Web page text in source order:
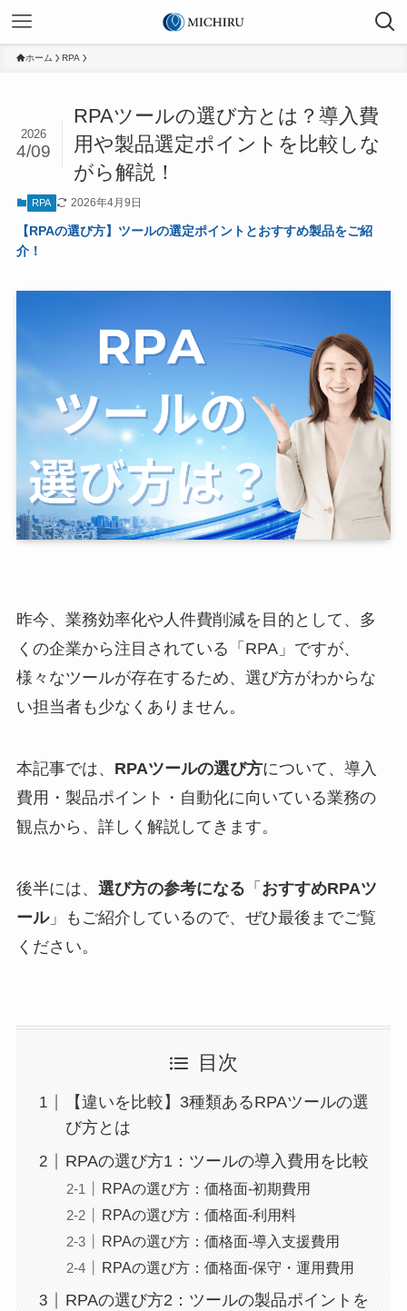
ホーム RPA
RPAツールの選び方とは？導入費
用や製品選定ポイントを比較しな
がら解説！
2026
4/09
RPA 2026年4月9日
【RPAの選び方】ツールの選定ポイントとおすすめ製品をご紹
介！
昨今、業務効率化や人件費削減を目的として、多
くの企業から注目されている「RPA」ですが、
様々なツールが存在するため、選び方がわからな
い担当者も少なくありません。
本記事では、 RPAツールの選び方について、導入
費用・製品ポイント・自動化に向いている業務の
観点から、詳しく解説してきます。
後半には、 選び方の参考になる 「 おすすめRPAツ
ール」もご紹介しているので、ぜひ最後までご覧
ください。
目次
【違いを比較】3種類あるRPAツールの選
び方とは
RPAの選び方1：ツールの導入費用を比較
RPAの選び方：価格面-初期費用
RPAの選び方：価格面-利用料
RPAの選び方：価格面-導入支援費用
RPAの選び方：価格面-保守・運用費用
RPAの選び方2：ツールの製品ポイントを